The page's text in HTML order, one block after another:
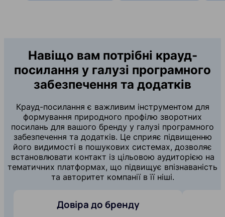
Навіщо вам потрібні крауд-
посилання у галузі програмного
забезпечення та додатків
Крауд-посилання є важливим інструментом для
формування природного профілю зворотних
посилань для вашого бренду у галузі програмного
забезпечення та додатків. Це сприяє підвищенню
його видимості в пошукових системах, дозволяє
встановлювати контакт із цільовою аудиторією на
тематичних платформах, що підвищує впізнаваність
та авторитет компанії в її ніші.
Довіра до бренду